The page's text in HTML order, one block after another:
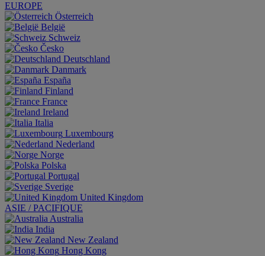
EUROPE
Österreich
België
Schweiz
Česko
Deutschland
Danmark
España
Finland
France
Ireland
Italia
Luxembourg
Nederland
Norge
Polska
Portugal
Sverige
United Kingdom
ASIE / PACIFIQUE
Australia
India
New Zealand
Hong Kong